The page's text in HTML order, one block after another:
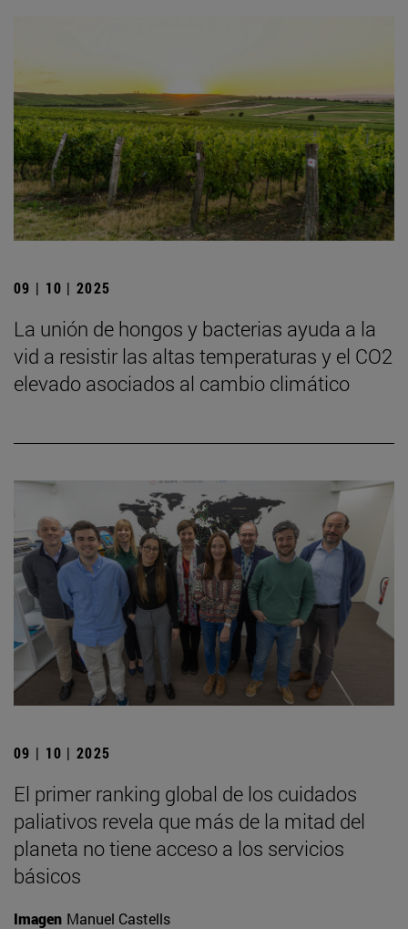
09 | 10 | 2025
La unión de hongos y bacterias ayuda a la
vid a resistir las altas temperaturas y el CO2
elevado asociados al cambio climático
09 | 10 | 2025
El primer ranking global de los cuidados
paliativos revela que más de la mitad del
planeta no tiene acceso a los servicios
básicos
Imagen Manuel Castells